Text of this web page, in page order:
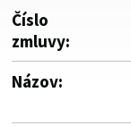
Číslo
zmluvy:
Názov: